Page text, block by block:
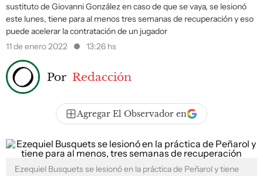
sustituto de Giovanni González en caso de que se vaya, se lesionó
este lunes, tiene para al menos tres semanas de recuperación y eso
puede acelerar la contratación de un jugador
11 de enero 2022
13:26 hs
Por Redacción
Agregar El Observador en
Ezequiel Busquets se lesionó en la práctica de Peñarol y tiene